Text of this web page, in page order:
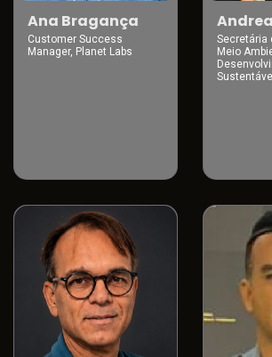
Ana Bragança
Customer Success
Manager, Planet Labs
Secretária
Meio